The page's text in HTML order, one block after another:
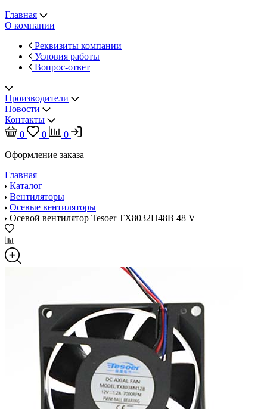
Главная
О компании
Реквизиты компании
Условия работы
Вопрос-ответ
Производители
Новости
Контакты
0
0
0
Оформление заказа
Главная
Каталог
Вентиляторы
Осевые вентиляторы
Осевой вентилятор Tesoer TX8032H48B 48 V